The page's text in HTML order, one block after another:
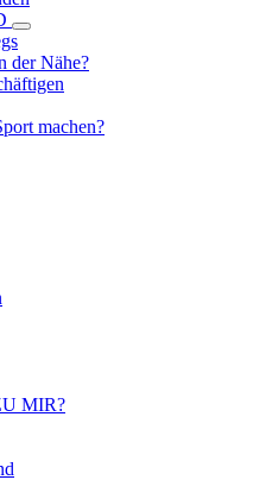
der Nähe?
machen?
MIR?